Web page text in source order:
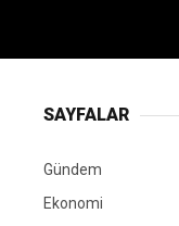
SAYFALAR
Gündem
Ekonomi